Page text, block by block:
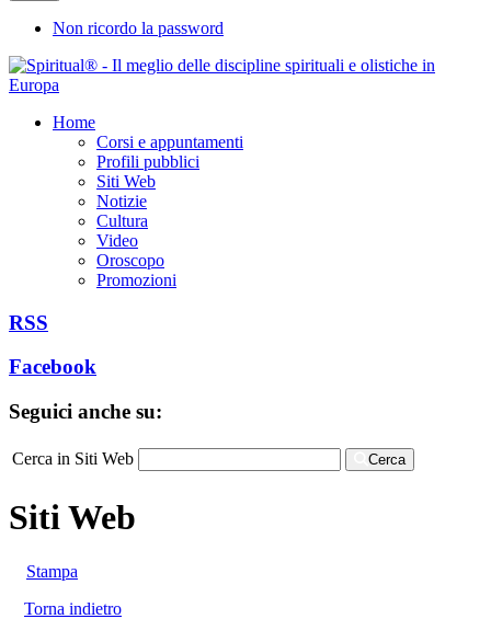
Non ricordo la password
Home
Corsi e appuntamenti
Profili pubblici
Siti Web
Notizie
Cultura
Video
Oroscopo
Promozioni
RSS
Facebook
Seguici anche su:
Cerca in Siti Web Cerca
Siti Web
Stampa
Torna indietro